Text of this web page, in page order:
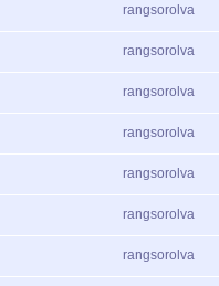
rangsorolva
rangsorolva
rangsorolva
rangsorolva
rangsorolva
rangsorolva
rangsorolva